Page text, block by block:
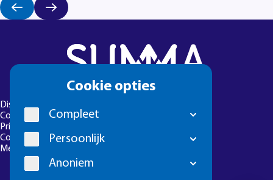
Cookie opties
Compleet
Persoonlijk
Anoniem
Disclaimer
Colofon
Privacyverklaring
Cookie-instellingen
Meld een foutje